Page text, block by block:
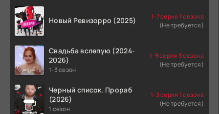
Новый Ревизорро (2025)
1-7 серия 1 сезона
(Не требуется)
Свадьба вслепую (2024-
2026)
1-3 сезон
1-9 серия 3 сезона
(Не требуется)
Черный список. Прораб
(2026)
1 сезон
1-3 серия 1 сезона
(Не требуется)